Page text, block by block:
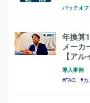
バックオ
年換算
メーカ
【アル
導入事例
FAQ カ